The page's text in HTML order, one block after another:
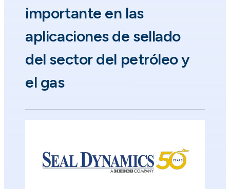
importante en las
aplicaciones de sellado
del sector del petróleo y
el gas